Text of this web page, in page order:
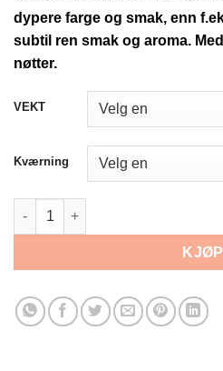
kr
dypere farge og smak, enn
subtil ren smak og aroma.
nøtter.
VEKT
Kværning
Vienna Malt 9 - 12 EBC antall
KJØP